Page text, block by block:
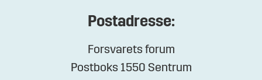
Postadresse:
Forsvarets forum
Postboks 1550 Sentrum